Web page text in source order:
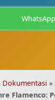
WhatsApp
Dokumentasi »
Flamenco: